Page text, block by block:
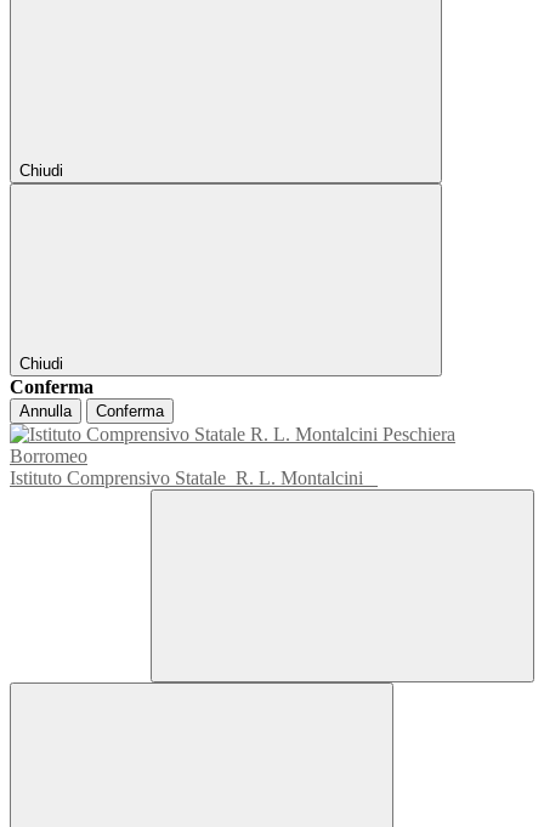
Chiudi
Chiudi
Conferma
Annulla Conferma
Istituto Comprensivo Statale R. L. Montalcini